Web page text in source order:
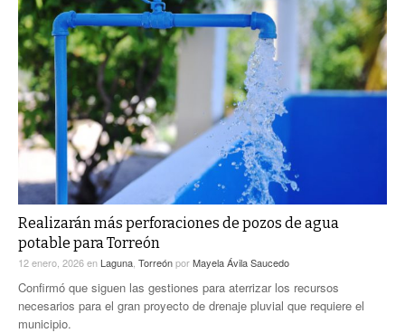
EXA
EL EXACTO
EXA INFORMA
GLOBO
CONTEXTOS
TRAYECTO LAGUNA
A MEDIA MAÑANA
A TODA LEY
DIÁLOGOS CON LA HISTORIA
TWEETS AND BEATS
LA MEJOR 97.1 ESTÉREO GALLITO
ACTUALIDADES GREM
PULSO
LA MEJOR INFORMACIÓN
COLABORADORES
PC29
ACTUALIDADES GREM
Realizarán más perforaciones de pozos de agua
potable para Torreón
12 enero, 2026en Laguna TorreónporMayela Ávila Saucedo
Confirmó que siguen las gestiones para aterrizar los recursos
necesarios para el gran proyecto de drenaje pluvial que requiere el
municipio.